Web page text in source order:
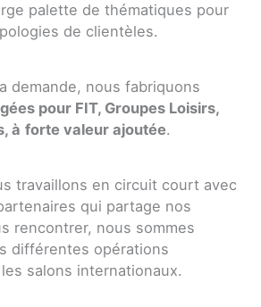
palette de thématiques pour
de clientèles.
demande, nous fabriquons
pour FIT, Groupes Loisirs,
à forte valeur ajoutée.
travaillons en circuit court avec
qui partage nos
rencontrer, nous sommes
différentes opérations
salons internationaux.